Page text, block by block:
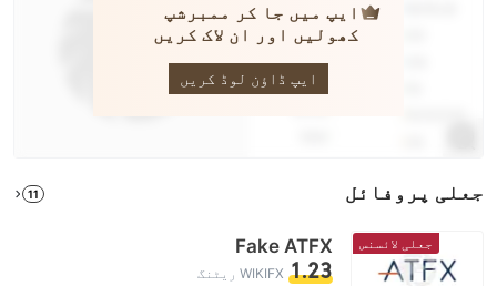
ایپ میں جا کر ممبرشپ
کھولیں اور ان لاک کریں
ایپ ڈاؤن لوڈ کریں
ATFX
جعلی پروفائل 11
جعلی لائسنس Fake ATFX
1.23 WIKIFX ریٹنگ